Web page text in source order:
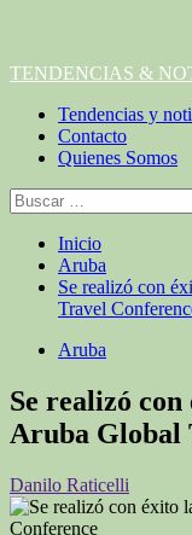
Menú
TENDENCIAS &
Tendencias y
Contacto
Quienes Somos
Buscar:
Inicio
Aruba
Se realizó con
Travel
Aruba
Se realizó
Aruba Global
Danilo Raticelli